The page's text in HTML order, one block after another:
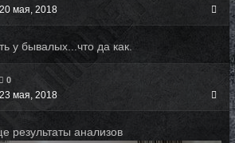
20 мая, 2018
у бывалых...что да как.
0
23 мая, 2018
результаты анализов